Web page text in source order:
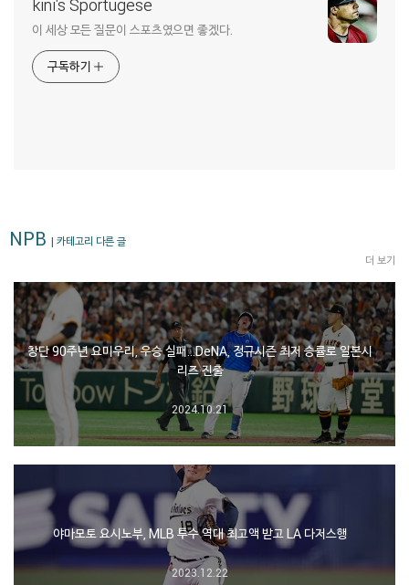
kini's Sportugese
이 세상 모든 질문이 스포츠였으면 좋겠다.
구독하기
NPB | 카테고리 다른 글
더 보기
창단 90주년 요미우리, 우승 실패…DeNA, 정규시즌 최저 승률로 일본시
리즈 진출
2024.10.21
야마모토 요시노부, MLB 투수 역대 최고액 받고 LA 다저스행
2023.12.22